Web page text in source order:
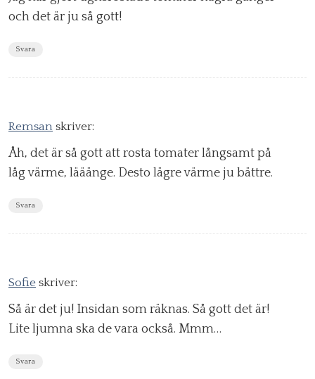
och det är ju så gott!
Svara
Remsan skriver:
Åh, det är så gott att rosta tomater långsamt på
låg värme, lääänge. Desto lägre värme ju bättre.
Svara
Sofie skriver:
Så är det ju! Insidan som räknas. Så gott det är!
Lite ljumna ska de vara också. Mmm…
Svara